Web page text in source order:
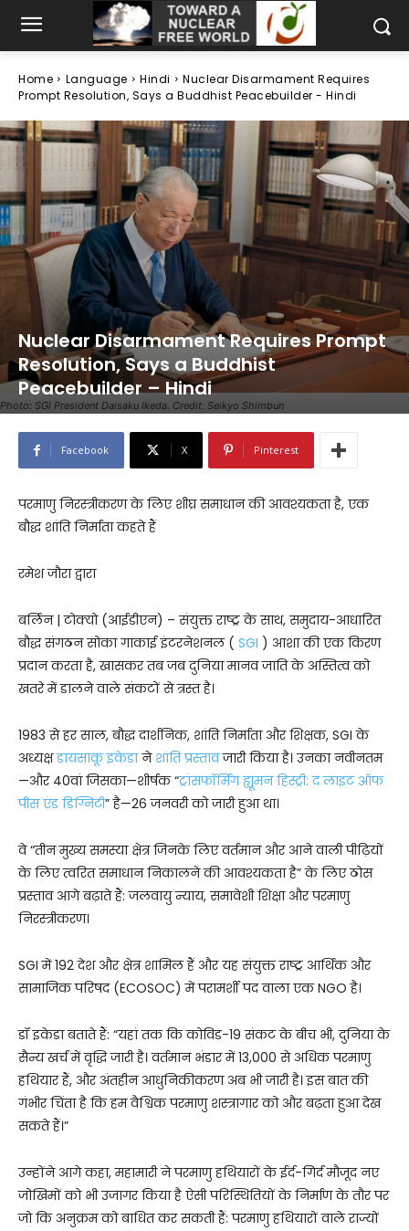
Home Language Hindi
Nuclear Disarmament Requires
Prompt Resolution, Says a Buddhist Peacebuilder - Hindi
Photo: SGI President Daisaku Ikeda. Credit: Seikyo Shimbun
Nuclear Disarmament Requires Prompt
Resolution, Says a Buddhist
Peacebuilder – Hindi
Facebook X Pinterest
परमाणु निरस्त्रीकरण के लिए शीघ्र समाधान की आवश्यकता है, एक
बौद्ध शांति निर्माता कहते हैं
रमेश जौरा द्वारा
बर्लिन | टोक्यो (आईडीएन) – संयुक्त राष्ट्र के साथ, समुदाय-आधारित
बौद्ध संगठन सोका गाकाई इंटरनेशनल ( SGI ) आशा की एक किरण
प्रदान करता है, खासकर तब जब दुनिया मानव जाति के अस्तित्व को
खतरे में डालने वाले संकटों से त्रस्त है।
1983 से हर साल, बौद्ध दार्शनिक, शांति निर्माता और शिक्षक, SGI के
अध्यक्षडायसाकू इकेडाने शांति प्रस्तावजारी किया है। उनका नवीनतम
—और 40वां जिसका—शीर्षक “ट्रांसफॉर्मिंग ह्यूमन हिस्ट्री: द लाइट ऑफ
पीस एंड डिग्निटी” है—26 जनवरी को जारी हुआ था।
वे “तीन मुख्य समस्या क्षेत्र जिनके लिए वर्तमान और आने वाली पीढ़ियों
के लिए त्वरित समाधान निकालने की आवश्यकता है” के लिए ठोस
प्रस्ताव आगे बढ़ाते हैं: जलवायु न्याय, समावेशी शिक्षा और परमाणु
निरस्त्रीकरण।
SGI में 192 देश और क्षेत्र शामिल हैं और यह संयुक्त राष्ट्र आर्थिक और
सामाजिक परिषद (ECOSOC) में परामर्शी पद वाला एक NGO है।
डॉ इकेडा बताते हैं: “यहां तक कि कोविड-19 संकट के बीच भी, दुनिया के
सैन्य खर्च में वृद्धि जारी है। वर्तमान भंडार में 13,000 से अधिक परमाणु
हथियार हैं, और अंतहीन आधुनिकीकरण अब भी जारी है। इस बात की
गंभीर चिंता है कि हम वैश्विक परमाणु शस्त्रागार को और बढ़ता हुआ देख
सकते हैं।”
उन्होंने आगे कहा, महामारी ने परमाणु हथियारों के ईर्द-गिर्द मौजूद नए
जोखिमों को भी उजागर किया है ऐसी परिस्थितियों के निर्माण के तौर पर
जो कि अनुक्रम को बाधित कर सकती हैं: परमाणु हथियारों वाले राज्यों